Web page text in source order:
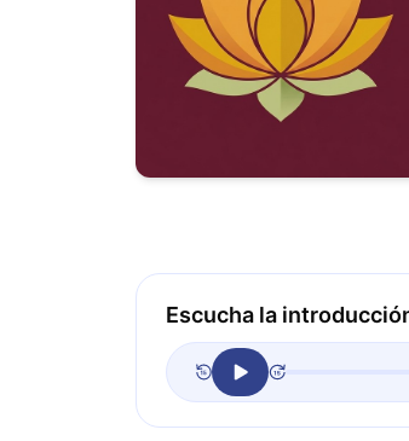
Escucha la